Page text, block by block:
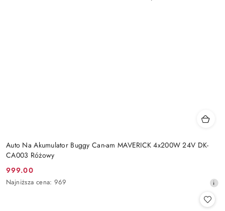
Auto Na Akumulator Buggy Can-am MAVERICK 4x200W 24V DK-
CA003 Różowy
Cena
promocyjna:
999.00
Najniższa
Najniższa cena: 969